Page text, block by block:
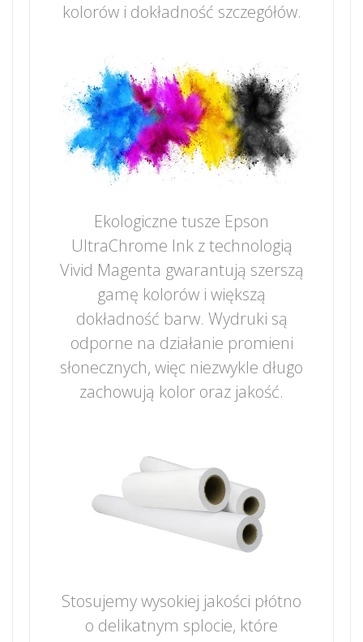
kolorów i dokładność szczegółów.
Ekologiczne tusze Epson
UltraChrome Ink z technologią
Vivid Magenta gwarantują szerszą
gamę kolorów i większą
dokładność barw. Wydruki są
odporne na działanie promieni
słonecznych, więc niezwykle długo
zachowują kolor oraz jakość.
Stosujemy wysokiej jakości płótno
o delikatnym splocie, które